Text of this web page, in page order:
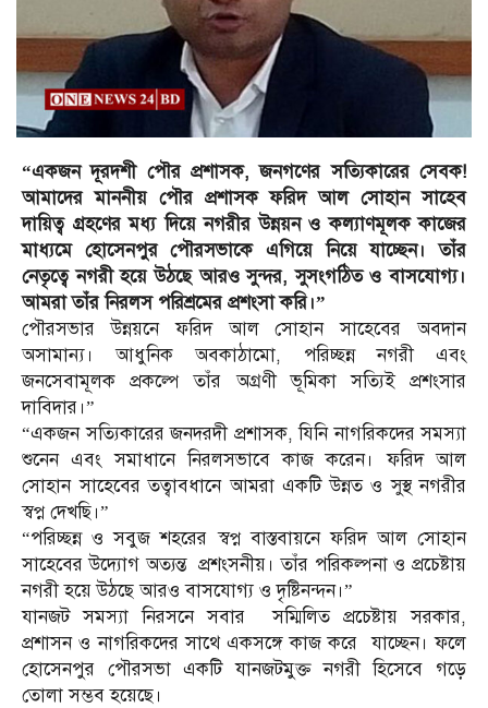
“একজন দূরদশী পৌর প্রশাসক, জনগণের সত্যিকারের সেবক!
আমাদের মাননীয় পৌর প্রশাসক ফরিদ আল সোহান সাহেব
দায়িত্ব গ্রহণের মধ্য দিয়ে নগরীর উন্নয়ন ও কল্যাণমূলক কাজের
মাধ্যমে হোসেনপুর পৌরসভাকে এগিয়ে নিয়ে যাচ্ছেন। তাঁর
নেতৃত্বে নগরী হয়ে উঠছে আরও সুন্দর, সুসংগঠিত ও বাসযোগ্য।
আমরা তাঁর নিরলস পরিশ্রমের প্রশংসা করি।”
পৌরসভার উন্নয়নে ফরিদ আল সোহান সাহেবের অবদান
অসামান্য। আধুনিক অবকাঠামো, পরিচ্ছন্ন নগরী এবং
জনসেবামূলক প্রকল্পে তাঁর অগ্রণী ভূমিকা সত্যিই প্রশংসার
দাবিদার।”
“একজন সত্যিকারের জনদরদী প্রশাসক, যিনি নাগরিকদের সমস্যা
শুনেন এবং সমাধানে নিরলসভাবে কাজ করেন। ফরিদ আল
সোহান সাহেবের তত্বাবধানে আমরা একটি উন্নত ও সুস্থ নগরীর
স্বপ্ন দেখছি।”
“পরিচ্ছন্ন ও সবুজ শহরের স্বপ্ন বাস্তবায়নে ফরিদ আল সোহান
সাহেবের উদ্যোগ অত্যন্ত প্রশংসনীয়। তাঁর পরিকল্পনা ও প্রচেষ্টায়
নগরী হয়ে উঠছে আরও বাসযোগ্য ও দৃষ্টিনন্দন।”
যানজট সমস্যা নিরসনে সবার সম্মিলিত প্রচেষ্টায় সরকার,
প্রশাসন ও নাগরিকদের সাথে একসঙ্গে কাজ করে যাচ্ছেন। ফলে
হোসেনপুর পৌরসভা একটি যানজটমুক্ত নগরী হিসেবে গড়ে
তোলা সম্ভব হয়েছে।